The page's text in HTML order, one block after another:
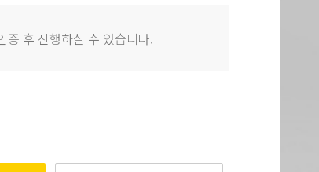
증 후 진행하실 수 있습니다.